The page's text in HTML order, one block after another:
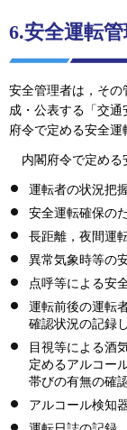
6.安全運転
安全管理者は，そ
成・公表する「交
府令で定める安全運
内閣府令で定める
運転者の状況把
安全運転確保の
長距離，夜間運
異常気象時等の
点呼等による安
運転前後の運転
確認状況の記録
目視等による酒
定めるアルコー
帯びの有無の確
アルコール検知